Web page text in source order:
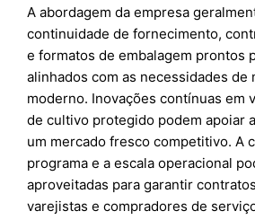
A abordagem da empresa
continuidade de fornecimento,
e formatos de embalagem prontos
alinhados com as necessidades de
moderno. Inovações contínuas em
de cultivo protegido podem apoiar
um mercado fresco competitivo. A
programa e a escala operacional
aproveitadas para garantir
varejistas e compradores de